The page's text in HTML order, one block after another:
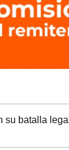
su batalla